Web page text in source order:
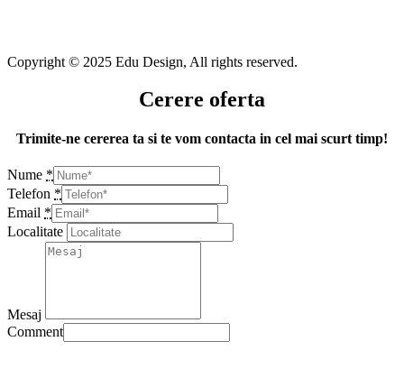
Copyright © 2025 Edu Design, All rights reserved.
Cerere oferta
Trimite-ne cererea ta si te vom contacta in cel mai scurt timp!
Nume *
Telefon *
Email *
Localitate
Mesaj
Comment